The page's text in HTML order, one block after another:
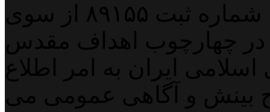
پایگاه خبری خبربین آنلاین به شماره ثبت ۸۹۱۵۵ از سوی
در چهارچوب اهداف مقدس
ایران به امر اطلاع
بینش و آگاهی عمومی می